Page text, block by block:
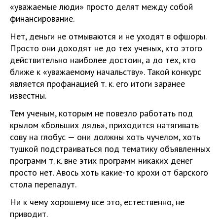
«уважаемые люди» просто делят между собой
финансирование.
Нет, деньги не отмываются и не уходят в офшоры.
Просто они доходят не до тех ученых, кто этого
действительно наиболее достоин, а до тех, кто
ближе к «уважаемому начальству». Такой конкурс
является профанацией т. к. его итоги заранее
известны.
Тем ученым, которым не повезло работать под
крылом «больших дядь», приходится натягивать
сову на глобус — они должны хоть чучелом, хоть
тушкой подстраиваться под тематику объявленных
программ т. к. вне этих программ никаких денег
просто нет. Авось хоть какие-то крохи от барского
стола перепадут.
Ни к чему хорошему все это, естественно, не
приводит.